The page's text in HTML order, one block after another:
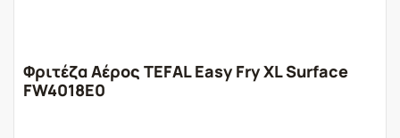
Φριτέζα Αέρος TEFAL Easy Fry XL Surface
FW4018E0